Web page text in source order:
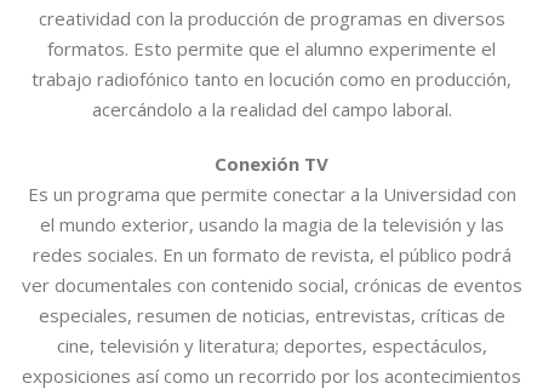
creatividad con la producción de programas en diversos
formatos. Esto permite que el alumno experimente el
trabajo radiofónico tanto en locución como en producción,
acercándolo a la realidad del campo laboral.
Conexión TV
Es un programa que permite conectar a la Universidad con
el mundo exterior, usando la magia de la televisión y las
redes sociales. En un formato de revista, el público podrá
ver documentales con contenido social, crónicas de eventos
especiales, resumen de noticias, entrevistas, críticas de
cine, televisión y literatura; deportes, espectáculos,
exposiciones así como un recorrido por los acontecimientos